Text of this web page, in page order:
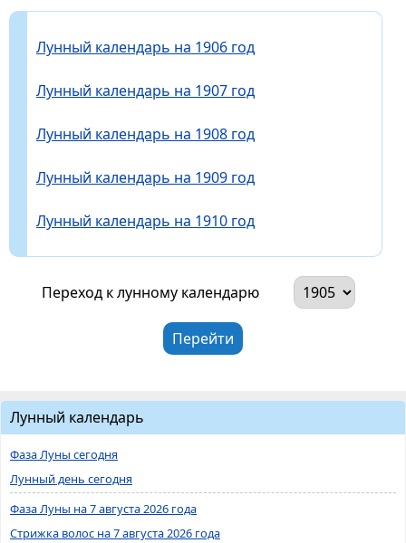
Лунный календарь на 1906 год
Лунный календарь на 1907 год
Лунный календарь на 1908 год
Лунный календарь на 1909 год
Лунный календарь на 1910 год
Переход к лунному календарю
Лунный календарь
Фаза Луны сегодня
Лунный день сегодня
Фаза Луны на 7 августа 2026 года
Стрижка волос на 7 августа 2026 года